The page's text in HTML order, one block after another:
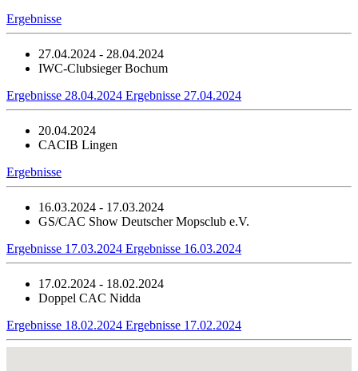
Ergebnisse
27.04.2024 - 28.04.2024
IWC-Clubsieger Bochum
Ergebnisse 28.04.2024 Ergebnisse 27.04.2024
20.04.2024
CACIB Lingen
Ergebnisse
16.03.2024 - 17.03.2024
GS/CAC Show Deutscher Mopsclub e.V.
Ergebnisse 17.03.2024 Ergebnisse 16.03.2024
17.02.2024 - 18.02.2024
Doppel CAC Nidda
Ergebnisse 18.02.2024 Ergebnisse 17.02.2024